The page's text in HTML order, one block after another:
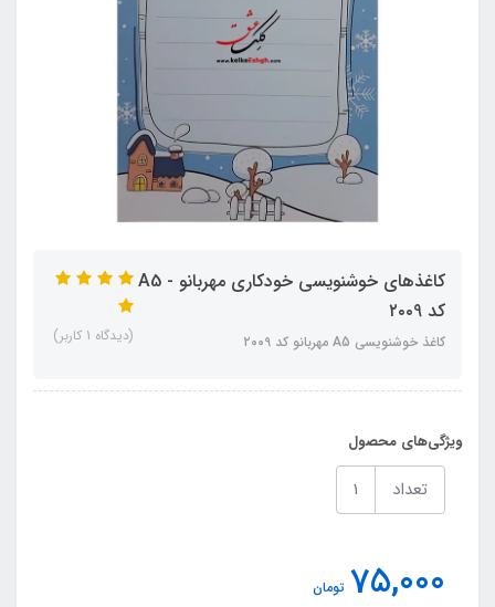
کاغذهای خوشنویسی خودکاری مهربانو - A5
کد ۲۰۰9
کاغذ خوشنویسی A5 مهربانو کد ۲۰۰9 (دیدگاه 1 کاربر)
ویژگی‌های محصول
تعداد
75,000 تومان